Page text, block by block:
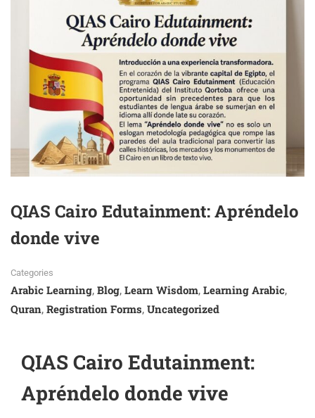
QIAS Cairo Edutainment: Apréndelo
donde vive
Categories
Arabic Learning, Blog, Learn Wisdom, Learning Arabic,
Quran, Registration Forms, Uncategorized
QIAS Cairo Edutainment:
Apréndelo donde vive